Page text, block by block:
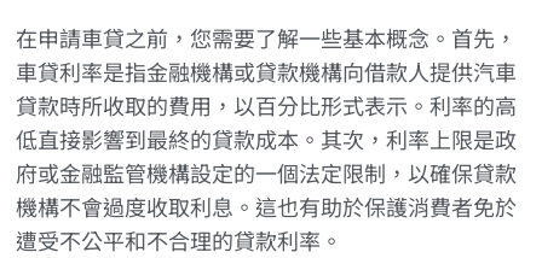
在申請車貸之前，您需要了解一些基本概念。首先，
車貸利率是指金融機構或貸款機構向借款人提供汽車
貸款時所收取的費用，以百分比形式表示。利率的高
低直接影響到最終的貸款成本。其次，利率上限是政
府或金融監管機構設定的一個法定限制，以確保貸款
機構不會過度收取利息。這也有助於保護消費者免於
遭受不公平和不合理的貸款利率。